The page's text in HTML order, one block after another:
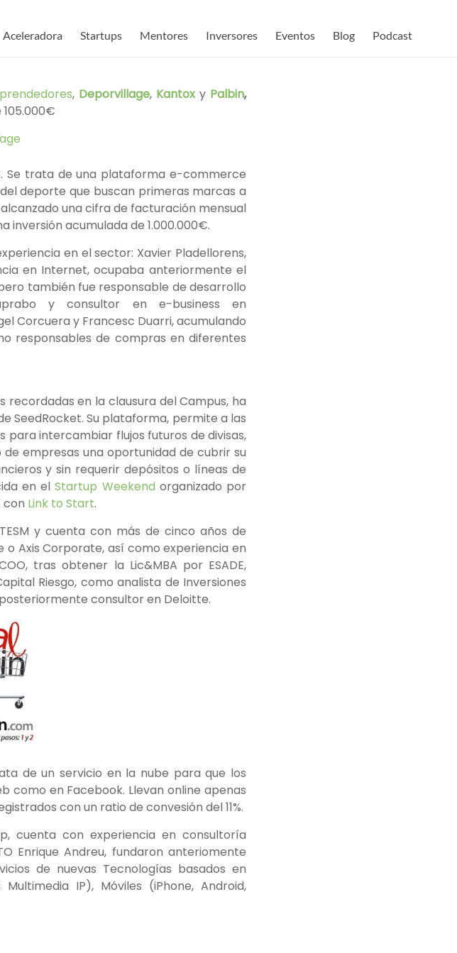
Aceleradora Startups Mentores Inversores Eventos Blog Podcast
, Deporvillage, Kantoxy Palbin,
Se trata de una plataforma e-commerce
deporte que buscan primeras marcas a
una cifra de facturación mensual
inversión acumulada de 1.000.000€.
en el sector: Xavier Pladellorens,
en Internet, ocupaba anteriormente el
también fue responsable de desarrollo
y consultor en e-business en
Corcuera y Francesc Duarri, acumulando
responsables de compras en diferentes
en la clausura del Campus, ha
SeedRocket. Su plataforma, permite a las
intercambiar flujos futuros de divisas,
empresas una oportunidad de cubrir su
y sin requerir depósitos o líneas de
en elStartup Weekend organizado por
con Link to Start.
y cuenta con más de cinco años de
Axis Corporate, así como experiencia en
tras obtener la Lic&MBA por ESADE,
Riesgo, como analista de Inversiones
consultor en Deloitte.
de un servicio en la nube para que los
como en Facebook. Llevan online apenas
con un ratio de convesión del 11%.
cuenta con experiencia en consultoría
Enrique Andreu, fundaron anteriomente
de nuevas Tecnologías basados en
IP), Móviles (iPhone, Android,